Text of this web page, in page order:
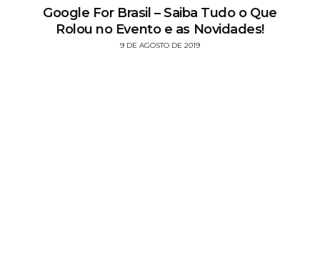
Google For Brasil – Saiba Tudo o Que
Rolou no Evento e as Novidades!
9 DE AGOSTO DE 2019